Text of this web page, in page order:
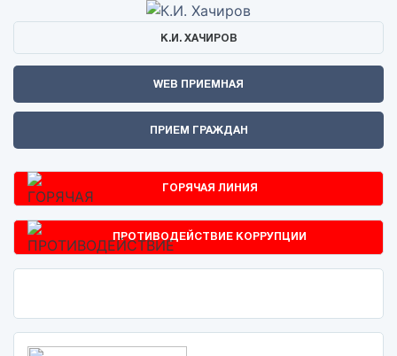
К.И. ХАЧИРОВ
WEB ПРИЕМНАЯ
ПРИЕМ ГРАЖДАН
ГОРЯЧАЯ ЛИНИЯ
ПРОТИВОДЕЙСТВИЕ КОРРУПЦИИ